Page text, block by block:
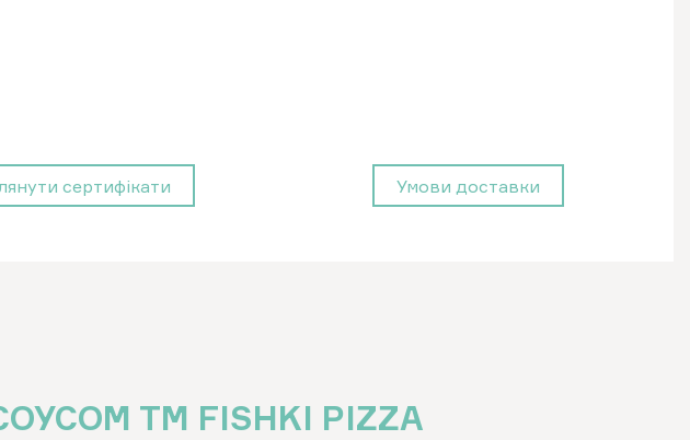
сертифікати Умови доставки
ТМ FISHKI PIZZA